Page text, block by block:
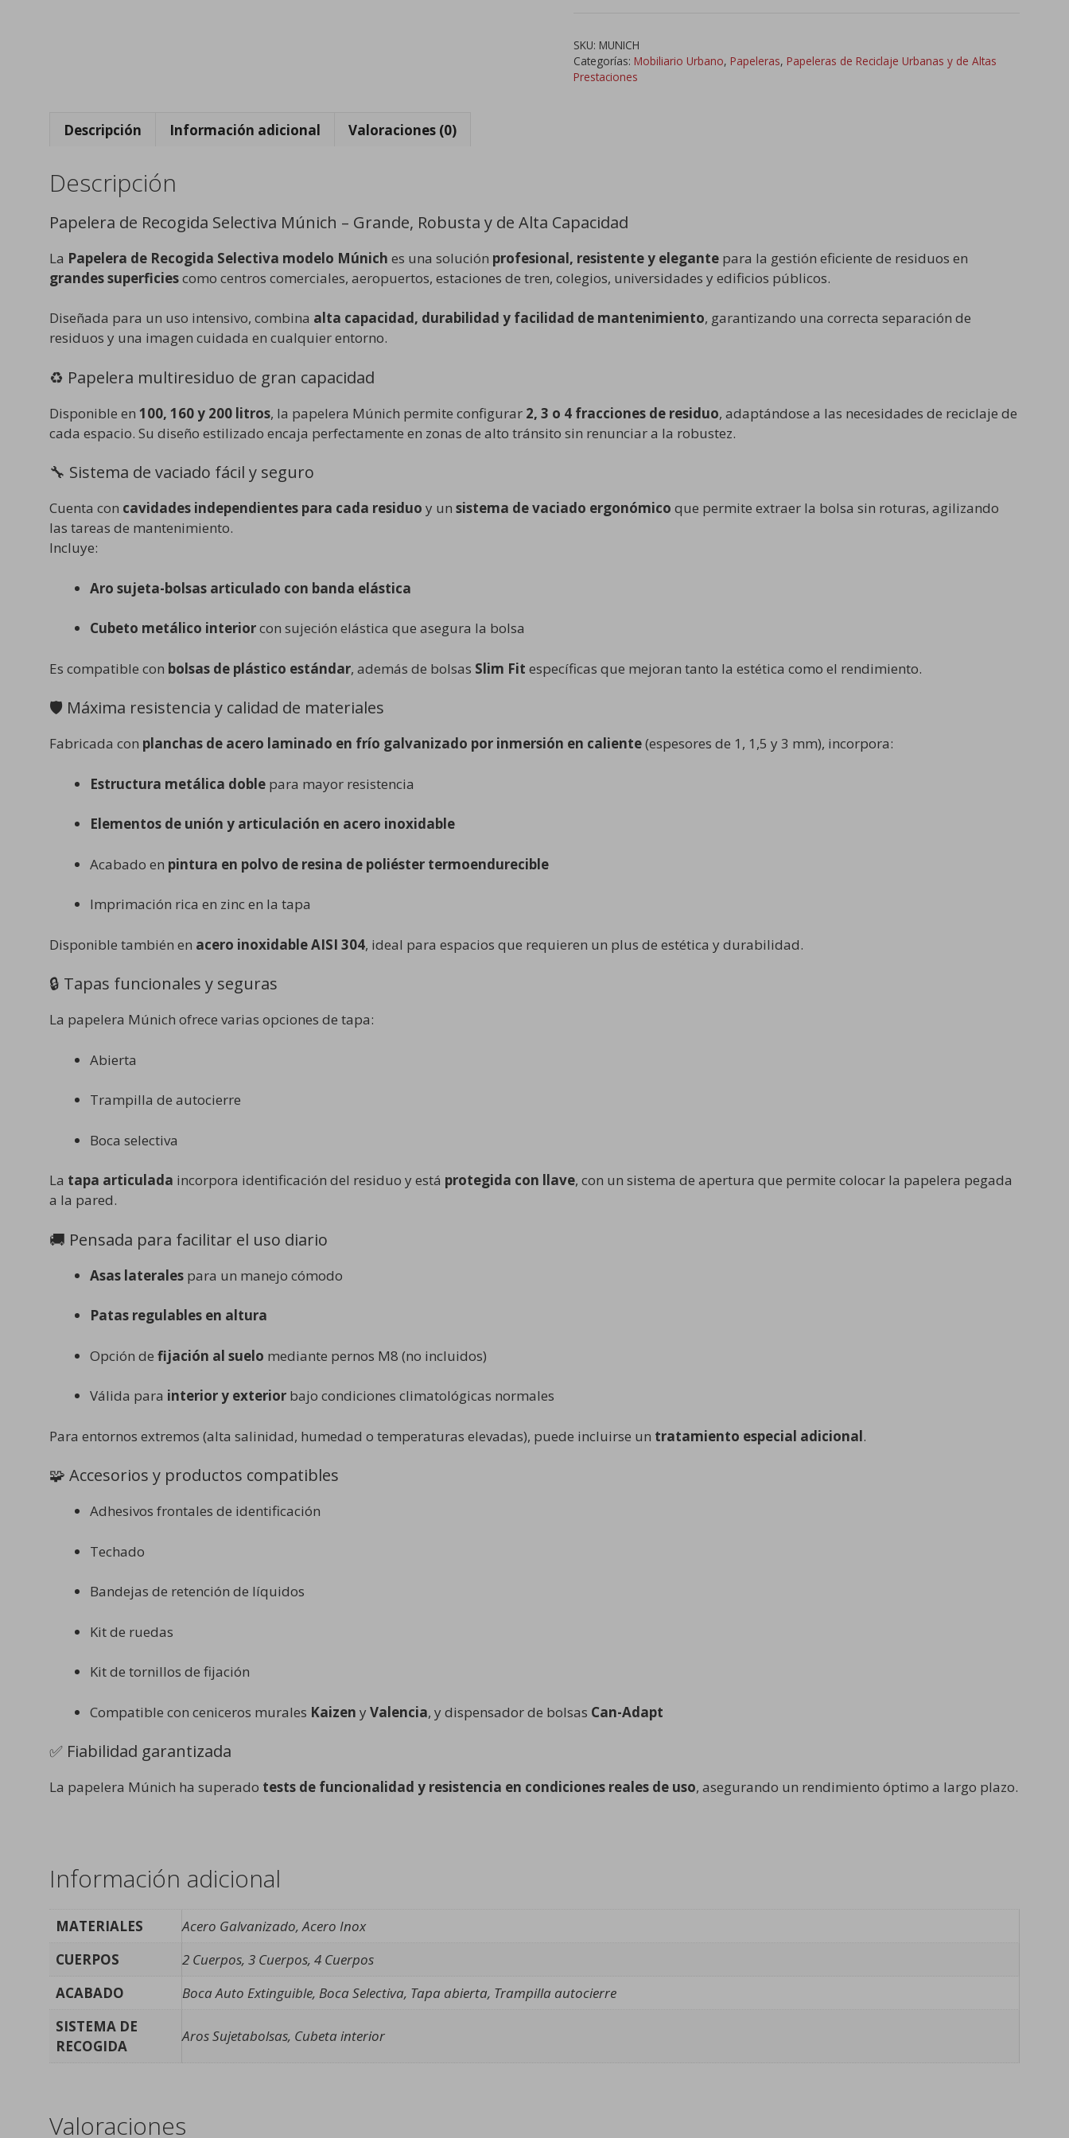
Grande
y
SKU: MUNICH
Categorías: Mobiliario Urbano, Papeleras, Papeleras de Reciclaje Urbanas y de Altas
Prestaciones
Descripción Información adicional Valoraciones (0)
Descripción
Papelera de Recogida Selectiva Múnich – Grande, Robusta y de Alta Capacidad
La Papelera de Recogida Selectiva modelo Múnich es una solución profesional, resistente y elegante para la gestión eficiente de residuos en
grandes superficiescomo centros comerciales, aeropuertos, estaciones de tren, colegios, universidades y edificios públicos.
Diseñada para un uso intensivo, combina alta capacidad, durabilidad y facilidad de mantenimiento, garantizando una correcta separación de
residuos y una imagen cuidada en cualquier entorno.
♻️ Papelera multiresiduo de gran capacidad
Disponible en 100, 160 y 200 litros, la papelera Múnich permite configurar 2, 3 o 4 fracciones de residuo, adaptándose a las necesidades de reciclaje de
cada espacio. Su diseño estilizado encaja perfectamente en zonas de alto tránsito sin renunciar a la robustez.
🔧 Sistema de vaciado fácil y seguro
Cuenta con cavidades independientes para cada residuo y un sistema de vaciado ergonómico que permite extraer la bolsa sin roturas, agilizando
las tareas de mantenimiento.
Incluye:
Aro sujeta-bolsas articulado con banda elástica
Cubeto metálico interiorcon sujeción elástica que asegura la bolsa
Es compatible con bolsas de plástico estándar, además de bolsas Slim Fit específicas que mejoran tanto la estética como el rendimiento.
🛡️ Máxima resistencia y calidad de materiales
Fabricada con planchas de acero laminado en frío galvanizado por inmersión en caliente(espesores de 1, 1,5 y 3 mm), incorpora:
Estructura metálica doble para mayor resistencia
Elementos de unión y articulación en acero inoxidable
Acabado en pintura en polvo de resina de poliéster termoendurecible
Imprimación rica en zinc en la tapa
Disponible también en acero inoxidable AISI 304, ideal para espacios que requieren un plus de estética y durabilidad.
🔒 Tapas funcionales y seguras
La papelera Múnich ofrece varias opciones de tapa:
Abierta
Trampilla de autocierre
Boca selectiva
La tapa articulada incorpora identificación del residuo y está protegida con llave, con un sistema de apertura que permite colocar la papelera pegada
a la pared.
🚚 Pensada para facilitar el uso diario
Asas laterales para un manejo cómodo
Patas regulables en altura
Opción de fijación al suelo mediante pernos M8 (no incluidos)
Válida para interior y exterior bajo condiciones climatológicas normales
Para entornos extremos (alta salinidad, humedad o temperaturas elevadas), puede incluirse un tratamiento especial adicional.
🧩 Accesorios y productos compatibles
Adhesivos frontales de identificación
Techado
Bandejas de retención de líquidos
Kit de ruedas
Kit de tornillos de fijación
Compatible con ceniceros murales Kaizen y Valencia, y dispensador de bolsas Can-Adapt
✅ Fiabilidad garantizada
La papelera Múnich ha superado tests de funcionalidad y resistencia en condiciones reales de uso, asegurando un rendimiento óptimo a largo plazo.
Información adicional
MATERIALES
Acero Galvanizado, Acero Inox
CUERPOS
2 Cuerpos, 3 Cuerpos, 4 Cuerpos
ACABADO
Boca Auto Extinguible, Boca Selectiva, Tapa abierta, Trampilla autocierre
SISTEMA DE
RECOGIDA
Aros Sujetabolsas, Cubeta interior
Valoraciones